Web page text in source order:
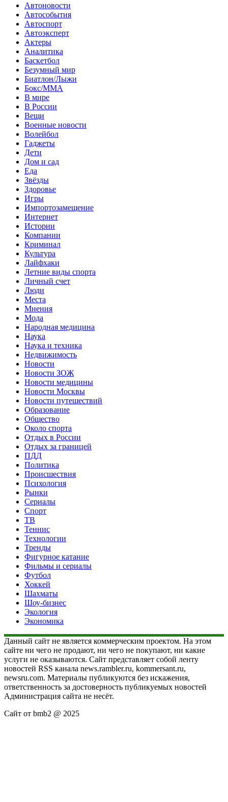
Автоновости
Автособытия
Автоспорт
Автоэксперт
Актеры
Аналитика
Баскетбол
Безумный мир
Биатлон/Лыжи
Бокс/MMA
В мире
В России
Вещи
Военные новости
Волейбол
Гаджеты
Дети
Дом и сад
Еда
Звёзды
Здоровье
Игры
Импортозамещение
Интернет
Истории
Компании
Криминал
Культура
Лайфхаки
Летние виды спорта
Личный счет
Люди
Места
Мнения
Мода
Народная медицина
Наука
Наука и техника
Недвижимость
Новости
Новости ЗОЖ
Новости медицины
Новости Москвы
Новости путешествий
Образование
Общество
Около спорта
Отдых в России
Отдых за границей
ПДД
Политика
Происшествия
Психология
Рынки
Сериалы
Спорт
ТВ
Теннис
Технологии
Тренды
Фигурное катание
Фильмы и сериалы
Футбол
Хоккей
Шахматы
Шоу-бизнес
Экология
Экономика
Данный сайт не является коммерческим проектом. На этом
сайте ни чего не продают, ни чего не покупают, ни какие
услуги не оказываются. Сайт представляет собой ленту
новостей RSS канала news.rambler.ru, kommersant.ru,
newsru.com. Материалы публикуются без искажения,
ответственность за достоверность публикуемых новостей
Администрация сайта не несёт.
Сайт от bmb2 @ 2025